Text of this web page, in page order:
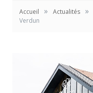
Accueil » Actualités »
Verdun